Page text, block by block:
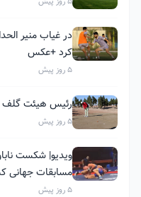
در غیاب منیر
کرد +عکس
5 روز پیش
رئیس هیئت
5 روز پیش
ویدیو| شکست
مسابقات جهانی
5 روز پیش